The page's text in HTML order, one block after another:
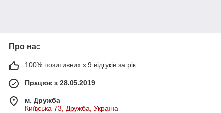
Про нас
100% позитивних з 9 відгуків за рік
Працює з 28.05.2019
м. Дружба
Київська 73, Дружба, Україна